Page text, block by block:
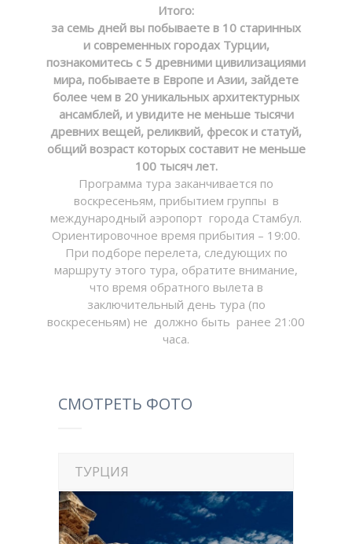
Итого:
за семь дней вы побываете в 10 старинных
и современных городах Турции,
познакомитесь с 5 древними цивилизациями
мира, побываете в Европе и Азии, зайдете
более чем в 20 уникальных архитектурных
ансамблей, и увидите не меньше тысячи
древних вещей, реликвий, фресок и статуй,
общий возраст которых составит не меньше
100 тысяч лет.
Программа тура заканчивается по
воскресеньям, прибытием группы в
международный аэропорт города Стамбул.
Ориентировочное время прибытия – 19:00.
При подборе перелета, следующих по
маршруту этого тура, обратите внимание,
что время обратного вылета в
заключительный день тура (по
воскресеньям) не должно быть ранее 21:00
часа.
СМОТРЕТЬ ФОТО
ТУРЦИЯ